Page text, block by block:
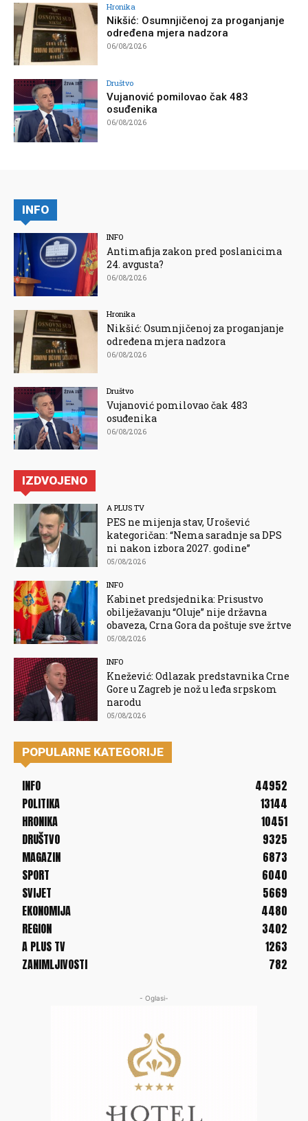
Hronika
Nikšić: Osumnjičenoj za proganjanje
određena mjera nadzora
06/08/2026
Društvo
Vujanović pomilovao čak 483
osuđenika
06/08/2026
INFO
INFO
Antimafija zakon pred poslanicima
24. avgusta?
06/08/2026
Hronika
Nikšić: Osumnjičenoj za proganjanje
određena mjera nadzora
06/08/2026
Društvo
Vujanović pomilovao čak 483
osuđenika
06/08/2026
IZDVOJENO
A PLUS TV
PES ne mijenja stav, Urošević
kategoričan: “Nema saradnje sa DPS
ni nakon izbora 2027. godine”
05/08/2026
INFO
Kabinet predsjednika: Prisustvo
obilježavanju “Oluje” nije državna
obaveza, Crna Gora da poštuje sve žrtve
05/08/2026
INFO
Knežević: Odlazak predstavnika Crne
Gore u Zagreb je nož u leđa srpskom
narodu
05/08/2026
POPULARNE KATEGORIJE
INFO
44952
POLITIKA
13144
HRONIKA
10451
DRUŠTVO
9325
MAGAZIN
6873
SPORT
6040
SVIJET
5669
EKONOMIJA
4480
REGION
3402
A PLUS TV
1263
ZANIMLJIVOSTI
782
- Oglasi-